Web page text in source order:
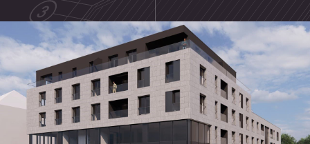
Biens immo
Nos projets